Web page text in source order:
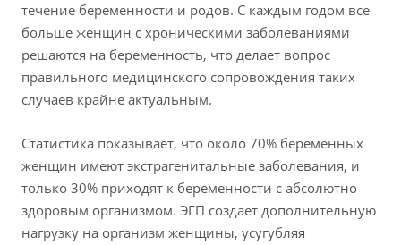
течение беременности и родов. С каждым годом все
больше женщин с хроническими заболеваниями
решаются на беременность, что делает вопрос
правильного медицинского сопровождения таких
случаев крайне актуальным.
Статистика показывает, что около 70% беременных
женщин имеют экстрагенитальные заболевания, и
только 30% приходят к беременности с абсолютно
здоровым организмом. ЭГП создает дополнительную
нагрузку на организм женщины, усугубляя